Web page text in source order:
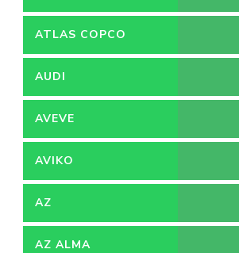
ATLAS COPCO
AUDI
AVEVE
AVIKO
AZ
AZ ALMA